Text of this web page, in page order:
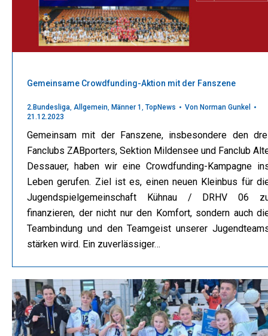
Gemeinsame Crowdfunding-Aktion mit der Fanszene
2.Bundesliga, Allgemein, Männer 1 , TopNews Von Norman Gunkel
21.12.2023
Gemeinsam mit der Fanszene, insbesondere den
Fanclubs ZABporters, Sektion Mildensee und Fanclub
Dessauer, haben wir eine Crowdfunding-Kampagne
Leben gerufen. Ziel ist es, einen neuen Kleinbus für
Jugendspielgemeinschaft Kühnau / DRHV 06
finanzieren, der nicht nur den Komfort, sondern auch
Teambindung und den Teamgeist unserer
stärken wird. Ein zuverlässiger…